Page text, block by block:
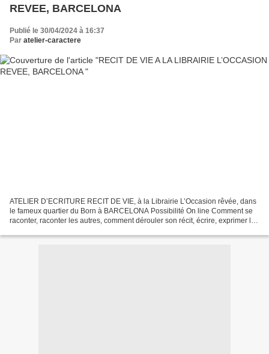
REVEE, BARCELONA
Publié le 30/04/2024 à 16:37
Par atelier-caractere
ATELIER D’ECRITURE RECIT DE VIE, à la Librairie L’Occasion rêvée, dans
le fameux quartier du Born à BARCELONA Possibilité On line Comment se
raconter, raconter les autres, comment dérouler son récit, écrire, exprimer les